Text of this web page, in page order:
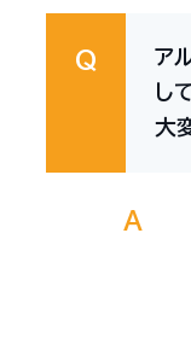
Q
ア
し
大
A